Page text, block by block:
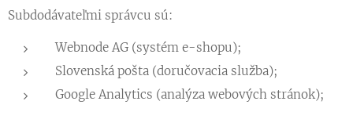
Subdodávateľmi správcu sú:
Webnode AG (systém e-shopu);
Slovenská pošta (doručovacia služba);
Google Analytics (analýza webových stránok);